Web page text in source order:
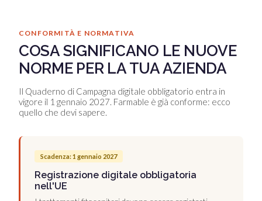
CONFORMITÀ E NORMATIVA
COSA SIGNIFICANO LE NUOVE
NORME PER LA TUA AZIENDA
Il Quaderno di Campagna digitale obbligatorio entra in
vigore il 1 gennaio 2027. Farmable è già conforme: ecco
quello che devi sapere.
Scadenza: 1 gennaio 2027
Registrazione digitale obbligatoria
nell'UE